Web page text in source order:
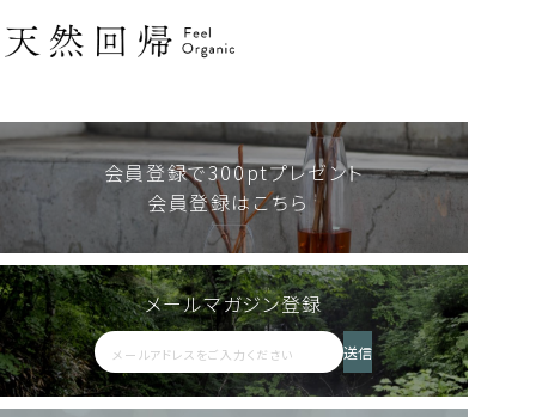
人気商品 定期便あり 詰替えあり
18,480
アロマウォーター HIBA
2,200 税込
人気商品 定期便あり 詰替えあり
8,580 税込
リードディフューザー
AKIU 200ml
人気商品 定期便あり 詰替えあり
18,480 税込
シャンプー・トリートメント
人気商品 定期便あり 詰替えあり
8,360 税込
会員登録で300ptプレゼント
会員登録はこちら
メールマガジン登録
送信